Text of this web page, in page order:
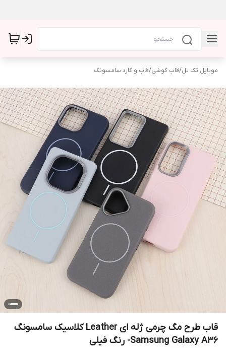
موبایل تک تل/قاب گوشی/قاب و گارد سامسونگ
قاب طرح مگ چرمی ژله ای Leather کلاسیک سامسونگ
Samsung Galaxy A36- رنگ فیلی